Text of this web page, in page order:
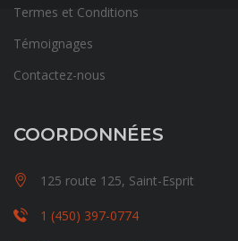
Termes et Conditions
Témoignages
Contactez-nous
COORDONNÉES
125 route 125, Saint-Esprit
1 (450) 397-0774